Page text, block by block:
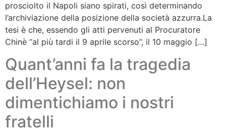
prosciolto il Napoli siano spirati, così determinando
l’archiviazione della posizione della società azzurra.La
tesi è che, essendo gli atti pervenuti al Procuratore
Chinè “al più tardi il 9 aprile scorso”, il 10 maggio […]
Quant’anni fa la tragedia
dell’Heysel: non
dimentichiamo i nostri
fratelli